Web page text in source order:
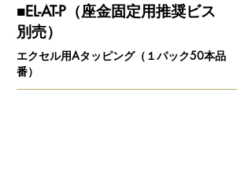
■EL-AT-P（座金固定用推奨ビス
別売）
エクセル用Aタッピング（１パック50本品
番）